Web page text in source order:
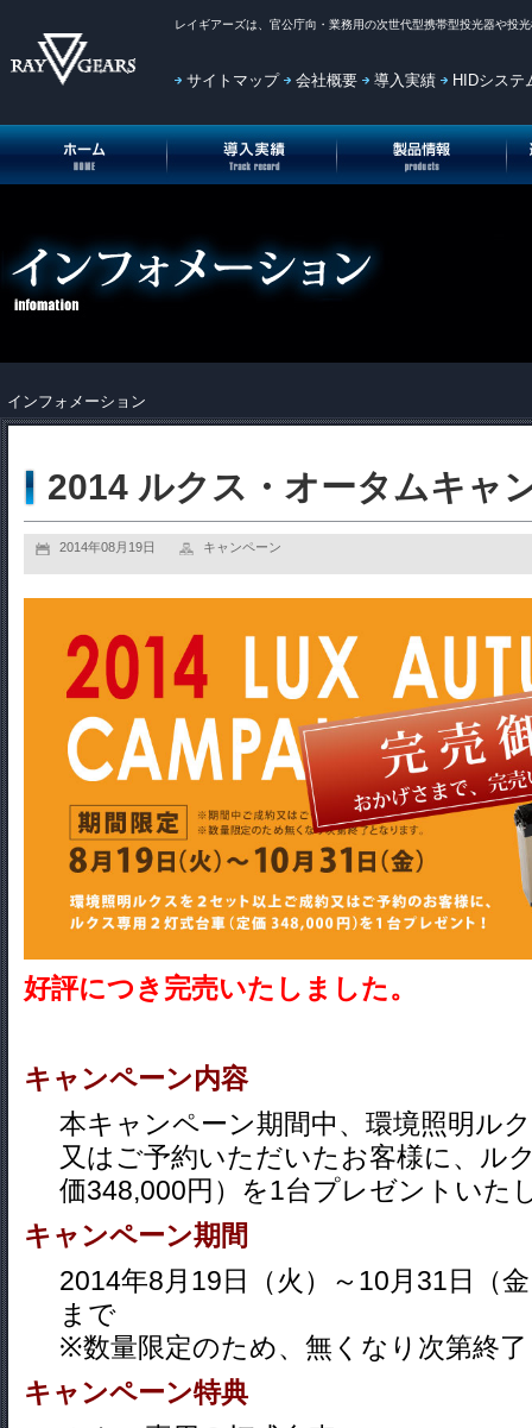
レイギアーズは、官公庁向・業務用の次世代型携帯型投光器や投
サイトマップ 会社概要 導入実績 HIDシステ
投光機(投光器)HOME 投光機(投光器)導入実績 投光機(投光器)製品情報 投
インフォメーション
2014 ルクス・オータムキャ
2014年08月19日 キャンペーン
好評につき完売いたしました。
キャンペーン内容
本キャンペーン期間中、環境照明ル
又はご予約いただいたお客様に、ル
価348,000円）を1台プレゼントいた
キャンペーン期間
2014年8月19日（火）～10月31日（
まで
※数量限定のため、無くなり次第終
キャンペーン特典